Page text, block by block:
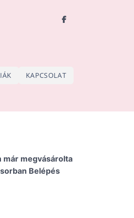
KAPCSOLAT
már megvásárolta
Belépés